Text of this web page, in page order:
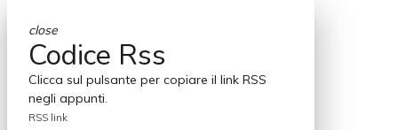
close
Codice Rss
Clicca sul pulsante per copiare il link RSS
negli appunti.
RSS link